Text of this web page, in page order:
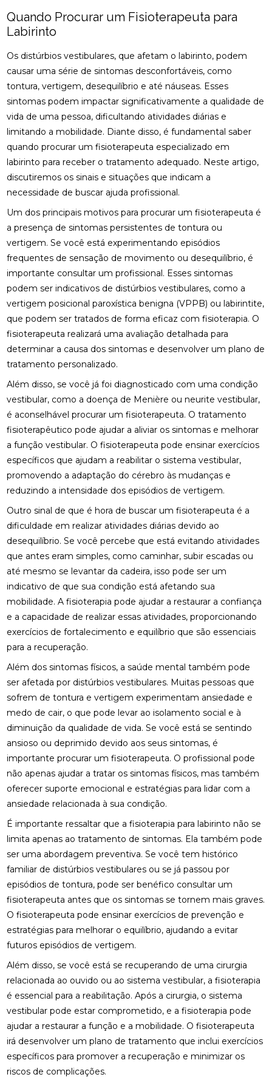
Quando Procurar um Fisioterapeuta para
Labirinto
Os distúrbios vestibulares, que afetam o labirinto, podem
causar uma série de sintomas desconfortáveis, como
tontura, vertigem, desequilíbrio e até náuseas. Esses
sintomas podem impactar significativamente a qualidade de
vida de uma pessoa, dificultando atividades diárias e
limitando a mobilidade. Diante disso, é fundamental saber
quando procurar um fisioterapeuta especializado em
labirinto para receber o tratamento adequado. Neste artigo,
discutiremos os sinais e situações que indicam a
necessidade de buscar ajuda profissional.
Um dos principais motivos para procurar um fisioterapeuta é
a presença de sintomas persistentes de tontura ou
vertigem. Se você está experimentando episódios
frequentes de sensação de movimento ou desequilíbrio, é
importante consultar um profissional. Esses sintomas
podem ser indicativos de distúrbios vestibulares, como a
vertigem posicional paroxística benigna (VPPB) ou labirintite,
que podem ser tratados de forma eficaz com fisioterapia. O
fisioterapeuta realizará uma avaliação detalhada para
determinar a causa dos sintomas e desenvolver um plano de
tratamento personalizado.
Além disso, se você já foi diagnosticado com uma condição
vestibular, como a doença de Menière ou neurite vestibular,
é aconselhável procurar um fisioterapeuta. O tratamento
fisioterapêutico pode ajudar a aliviar os sintomas e melhorar
a função vestibular. O fisioterapeuta pode ensinar exercícios
específicos que ajudam a reabilitar o sistema vestibular,
promovendo a adaptação do cérebro às mudanças e
reduzindo a intensidade dos episódios de vertigem.
Outro sinal de que é hora de buscar um fisioterapeuta é a
dificuldade em realizar atividades diárias devido ao
desequilíbrio. Se você percebe que está evitando atividades
que antes eram simples, como caminhar, subir escadas ou
até mesmo se levantar da cadeira, isso pode ser um
indicativo de que sua condição está afetando sua
mobilidade. A fisioterapia pode ajudar a restaurar a confiança
e a capacidade de realizar essas atividades, proporcionando
exercícios de fortalecimento e equilíbrio que são essenciais
para a recuperação.
Além dos sintomas físicos, a saúde mental também pode
ser afetada por distúrbios vestibulares. Muitas pessoas que
sofrem de tontura e vertigem experimentam ansiedade e
medo de cair, o que pode levar ao isolamento social e à
diminuição da qualidade de vida. Se você está se sentindo
ansioso ou deprimido devido aos seus sintomas, é
importante procurar um fisioterapeuta. O profissional pode
não apenas ajudar a tratar os sintomas físicos, mas também
oferecer suporte emocional e estratégias para lidar com a
ansiedade relacionada à sua condição.
É importante ressaltar que a fisioterapia para labirinto não se
limita apenas ao tratamento de sintomas. Ela também pode
ser uma abordagem preventiva. Se você tem histórico
familiar de distúrbios vestibulares ou se já passou por
episódios de tontura, pode ser benéfico consultar um
fisioterapeuta antes que os sintomas se tornem mais graves.
O fisioterapeuta pode ensinar exercícios de prevenção e
estratégias para melhorar o equilíbrio, ajudando a evitar
futuros episódios de vertigem.
Além disso, se você está se recuperando de uma cirurgia
relacionada ao ouvido ou ao sistema vestibular, a fisioterapia
é essencial para a reabilitação. Após a cirurgia, o sistema
vestibular pode estar comprometido, e a fisioterapia pode
ajudar a restaurar a função e a mobilidade. O fisioterapeuta
irá desenvolver um plano de tratamento que inclui exercícios
específicos para promover a recuperação e minimizar os
riscos de complicações.
FISIOTERAPIA PARA REABILITAÇÃO DO LABIRINTO
E SEUS BENEFÍCIOS
FISIOTERAPIA PARA REABILITAÇÃO DO LABIRINTO:
DESCUBRA COMO
FISIOTERAPIA RESPIRATÓRIA DOMICILIAR É A
SOLUÇÃO IDEAL PARA MELHORAR A SAÚDE
PULMONAR EM CASA
SOLUÇÃO IDEAL PARA MELHORAR SAÚDE
PULMONAR EM CASA
FISIOTERAPIA RESPIRATÓRIA DOMICILIAR EFICAZ
FISIOTERAPIA RESPIRATÓRIA DOMICILIAR EFICAZ:
SAIBA TUDO SOBRE O TEMA
FISIOTERAPIA RESPIRATÓRIA DOMICILIAR PARA
MELHORAR A QUALIDADE DE VIDA
FISIOTERAPIA RESPIRATÓRIA DOMICILIAR:
BENEFÍCIOS INCRÍVEIS
FISIOTERAPIA VESTIBULAR PARA LABIRINTITE:
BENEFÍCIOS E TRATAMENTOS
COMO ALIVIAR SINTOMAS E MELHORAR A
QUALIDADE DE VIDA
FISIOTERAPIA VESTIBULAR PARA LABIRINTITE:
COMO ALIVIAR SINTOMAS E MELHORAR O
EQUILÍBRIO
FISIOTERAPIA VESTIBULAR PARA LABIRINTITE: O
FISIOTERAPIA: BENEFÍCIOS E IMPORTÂNCIA DA
REABILITAÇÃO FÍSICA
FISIOTERAPIA: BENEFÍCIOS E IMPORTÂNCIA PARA A
SUA SAÚDE
FISIOTERAPIA: BENEFÍCIOS E TRATAMENTOS
MELHORES CLÍNICAS DE OSTEOPATIA
MELHORES CLÍNICAS DE QUIROPRAXIA PARA
ALÍVIO DA DOR E BEM-ESTAR
MELHORES PALMILHAS JOANETE PARA CONFORTO
TOTAL
O QUE É QUIROPRAXIA E COMO ELA PODE
BENEFICIAR SUA SAÚDE
O QUE É QUIROPRAXIA?
O QUE É RPG NA FISIOTERAPIA?
BENEFÍCIOS DO TRATAMENTO
OS BENEFÍCIOS DA ACUPUNTURA PARA A SAÚDE E
OSTEOPATIA CERVICAL: ALÍVIO PARA SEUS
SINTOMAS
OSTEOPATIA CERVICAL: BENEFÍCIOS E
TRATAMENTOS
OSTEOPATIA CERVICAL: BENEFÍCIOS QUE VOCÊ
PRECISA CONHECER
OSTEOPATIA CERVICAL: COMO ALIVIAR DORES E
MELHORAR A MOBILIDADE
OSTEOPATIA CERVICAL: COMO ALIVIAR DORES E
MELHORAR A QUALIDADE DE VIDA
OSTEOPATIA CERVICAL: COMO ALIVIAR DORES E